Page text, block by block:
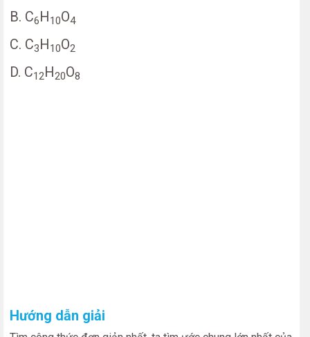
B. C6H10O4
C. C3H10O2
D. C12H20O8
Hướng dẫn giải